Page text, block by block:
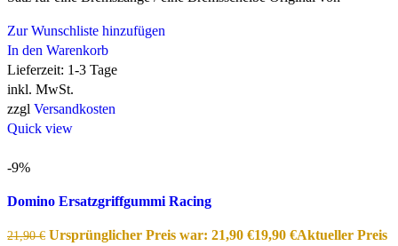
Zur Wunschliste hinzufügen
In den Warenkorb
Lieferzeit: 1-3 Tage
inkl. MwSt.
zzgl Versandkosten
Quick view
-9%
Domino Ersatzgriffgummi Racing
21,90€ Ursprünglicher Preis war: 21,90 €19,90 €Aktueller Preis